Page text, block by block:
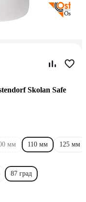
Skolan Safe
мм 110 мм
125 мм
87 град